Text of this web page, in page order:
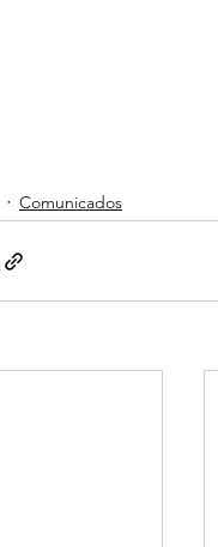
Comunicados